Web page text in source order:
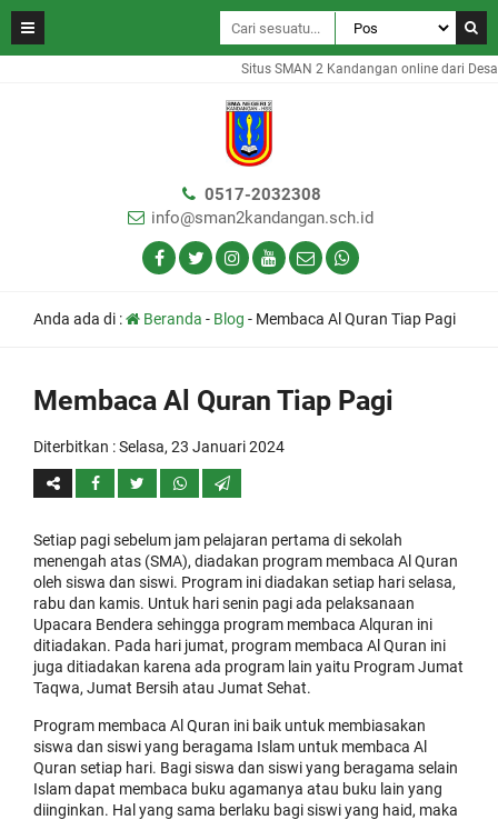
Situs SMAN 2 Kandangan online dari Desa
0517-2032308
info@sman2kandangan.sch.id
Anda ada di : Beranda - Blog - Membaca Al Quran Tiap Pagi
Membaca Al Quran Tiap Pagi
Diterbitkan :Selasa, 23 Januari 2024
Setiap pagi sebelum jam pelajaran pertama di sekolah
menengah atas (SMA), diadakan program membaca Al Quran
oleh siswa dan siswi. Program ini diadakan setiap hari selasa,
rabu dan kamis. Untuk hari senin pagi ada pelaksanaan
Upacara Bendera sehingga program membaca Alquran ini
ditiadakan. Pada hari jumat, program membaca Al Quran ini
juga ditiadakan karena ada program lain yaitu Program Jumat
Taqwa, Jumat Bersih atau Jumat Sehat.
Program membaca Al Quran ini baik untuk membiasakan
siswa dan siswi yang beragama Islam untuk membaca Al
Quran setiap hari. Bagi siswa dan siswi yang beragama selain
Islam dapat membaca buku agamanya atau buku lain yang
diinginkan. Hal yang sama berlaku bagi siswi yang haid, maka